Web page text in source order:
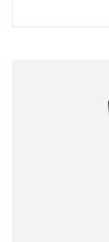
Correo
Tipo de